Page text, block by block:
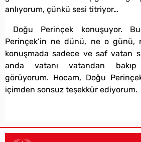
anlıyorum, çünkü sesi titriyor…
Doğu Perinçek konuşuyor.
Perinçek’in ne dünü, ne o günü,
konuşmada sadece ve saf vatan
anda vatanı vatandan
görüyorum. Hocam, Doğu
içimden sonsuz teşekkür ediyorum.